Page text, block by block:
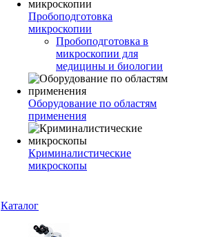
Пробоподготовка
микроскопии
Пробоподготовка в
микроскопии для
медицины и биологии
Оборудование по областям
применения
Криминалистические
микроскопы
Каталог